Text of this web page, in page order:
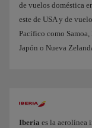
de vuelos doméstica
este de USA y de
Pacífico como
Japón o Nueva
Iberia es la aerolínea